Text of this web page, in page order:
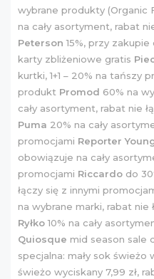
wybrane produkty (Organic
na cały asortyment, rabat
Peterson 15%, przy
karty zbliżeniowe gratis
kurtki, 1+1 – 20% na tańszy
produkt Promod 60% na
cały asortyment, rabat nie
Puma 20% na cały
promocjami Reporter
obowiązuje na cały
promocjami Riccardo do
łączy się z innymi
na wybrane marki, rabat nie
Ryłko10% na cały
Quiosque mid season sale
specjalna: mały sok świeżo
świeżo wyciskany 7,99 zł,